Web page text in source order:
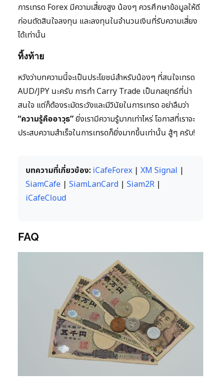
การเทรด Forex มีความเสี่ยงสูง น้องๆ ควรศึกษาข้อมูลให้ดี
ก่อนตัดสินใจลงทุน และลงทุนในจำนวนเงินที่รับความเสี่ยง
ได้เท่านั้น
ทิ้งท้าย
หวังว่าบทความนี้จะเป็นประโยชน์สำหรับน้องๆ ที่สนใจเทรด
AUD/JPY นะครับ การทำ Carry Trade เป็นกลยุทธ์ที่น่า
สนใจ แต่ก็ต้องระมัดระวังและมีวินัยในการเทรด อย่าลืมว่า
“ความรู้คืออาวุธ”ยิ่งเรามีความรู้มากเท่าไหร่ โอกาสที่เราจะ
ประสบความสำเร็จในการเทรดก็ยิ่งมากขึ้นเท่านั้น สู้ๆ ครับ!
บทความที่เกี่ยวข้อง: iCafeForex | XM Signal |
SiamCafe | SiamLanCard | Siam2R |
iCafeCloud
FAQ